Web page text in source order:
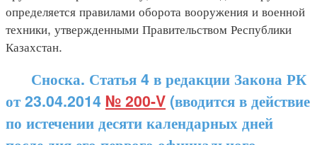
определяется правилами оборота вооружения и военной
техники, утвержденными Правительством Республики
Казахстан.
Сноска. Статья 4 в редакции Закона РК
от 23.04.2014 № 200-V (вводится в действие
по истечении десяти календарных дней